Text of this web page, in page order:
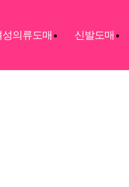
성의류도매 신발도매